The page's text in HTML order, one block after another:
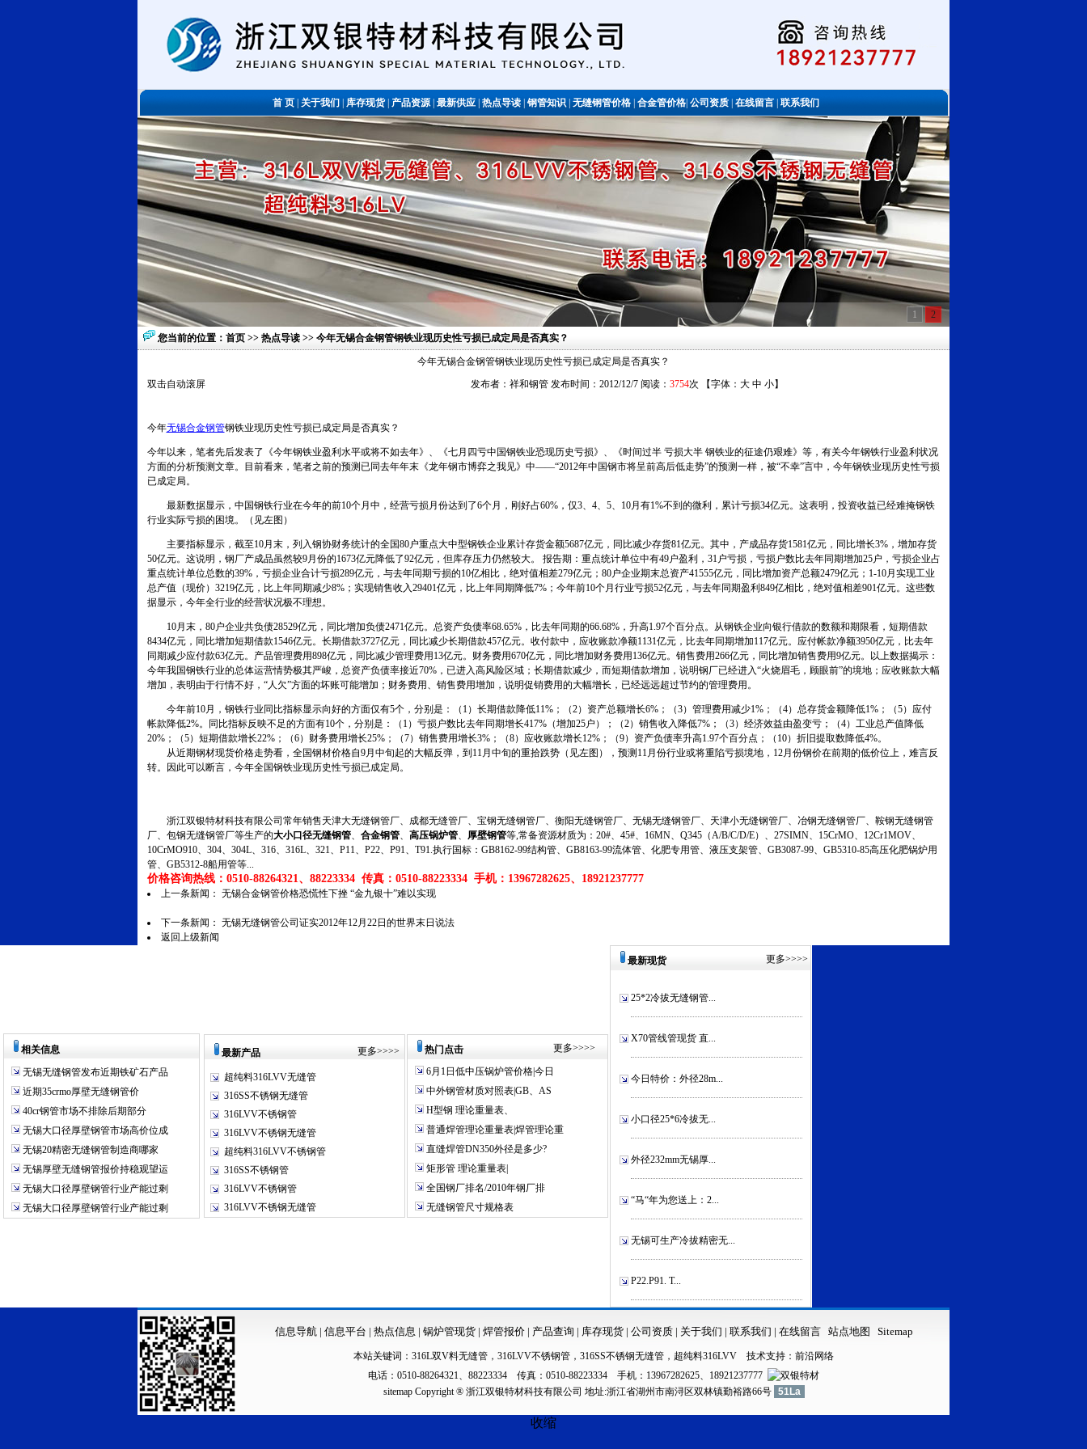
首 页关于我们库存现货|产品资源|最新供应|热点导读钢管知识无缝钢管价格合金管价格公司资质在线留言|联系我们
不锈钢管 1 2
您当前的位置： 首页 >> 热点导读 >> 今年无锡合金钢管钢铁业现历史性亏损已成定局是否真实？
今年无锡合金钢管钢铁业现历史性亏损已成定局是否真实？
双击自动滚屏
发布者：祥和钢管 发布时间：2012/12/7 阅读： 3754次 【字体： 大 中 小】
今年无锡合金钢管钢铁业现历史性亏损已成定局是否真实？
今年以来，笔者先后发表了《今年钢铁业盈利水平或将不如去年》、《七月四亏中国钢铁业恐现历史亏损》、《时间过半 亏损大半 钢铁业的征途仍艰难》等，有关今年钢铁行业盈利状况
方面的分析预测文章。目前看来，笔者之前的预测已同去年年末《龙年钢市博弈之我见》中——“2012年中国钢市将呈前高后低走势”的预测一样，被“不幸”言中，今年钢铁业现历史性亏损
已成定局。
最新数据显示，中国钢铁行业在今年的前10个月中，经营亏损月份达到了6个月，刚好占60%，仅3、 4、 5、 10月有1%不到的微利，累计亏损34亿元。这表明，投资收益已经难掩钢铁
行业实际亏损的困境。（见左图）
主要指标显示，截至10月末，列入钢协财务统计的全国80户重点大中型钢铁企业累计存货金额5687亿元，同比减少存货81亿元。其中，产成品存货1581亿元，同比增长3%，增加存货
50亿元。这说明，钢厂产成品虽然较9月份的1673亿元降低了92亿元，但库存压力仍然较大。 报告期：重点统计单位中有49户盈利， 31户亏损，亏损户数比去年同期增加25户，亏损企业占
重点统计单位总数的39%，亏损企业合计亏损289亿元，与去年同期亏损的10亿相比，绝对值相差279亿元； 80户企业期末总资产41555亿元，同比增加资产总额2479亿元； 1-10月实现工业
总产值（现价） 3219亿元，比上年同期减少8%；实现销售收入29401亿元，比上年同期降低7%；今年前10个月行业亏损52亿元，与去年同期盈利 849亿相比，绝对值相差901亿元。这些数
据显示，今年全行业的经营状况极不理想。
10月末， 80户企业共负债28529亿元，同比增加负债2471亿元。总资产负债率68.65%，比去年同期的66.68%，升高1.97个百分点。从钢铁企业向银行借款的数额和期限看，短期借款
8434亿元，同比增加短期借款1546亿元。长期借款3727亿元，同比减少长期借款457亿元。收付款中，应收账款净额1131亿元，比去年同期增加117亿元。应付帐款净额3950亿元，比去年
同期减少应付款63亿元。产品管理费用898亿元，同比减少管理费用 13亿元。财务费用670亿元，同比增加财务费用 136亿元。销售费用266亿元，同比增加销售费用9亿元。以上数据揭示：
今年我国钢铁行业的总体运营情势极其严峻，总资产负债率接近70%，已进入高风险区域；长期借款减少，而短期借款增加，说明钢厂已经进入“火烧眉毛，顾眼前”的境地；应收账款大幅
增加，表明由于行情不好，“人欠”方面的坏账可能增加；财务费用、销售费用增加，说明促销费用的大幅增长，已经远远超过节约的管理费用。
今年前10月，钢铁行业同比指标显示向好的方面仅有5个，分别是：（1）长期借款降低11%；（2）资产总额增长6%；（3）管理费用减少1%；（4）总存货金额降低1%；（5）应付
帐款降低2%。同比指标反映不足的方面有10个，分别是：（1）亏损户数比去年同期增长417%（增加25户）；（2）销售收入降低7%；（3）经济效益由盈变亏；（4）工业总产值降低
20%；（5）短期借款增长22%；（6）财务费用增长25%；（7）销售费用增长3%；（8）应收账款增长12%；（9）资产负债率升高1.97个百分点；（10）折旧提取数降低4%。
从近期钢材现货价格走势看，全国钢材价格自9月中旬起的大幅反弹，到11月中旬的重拾跌势（见左图），预测11月份行业或将重陷亏损境地，12月份钢价在前期的低价位上，难言反
转。因此可以断言，今年全国钢铁业现历史性亏损已成定局。
浙江双银特材科技有限公司常年销售天津大无缝钢管厂、成都无缝管厂、宝钢无缝钢管厂、衡阳无缝钢管厂、无锡无缝钢管厂、天津小无缝钢管厂、冶钢无缝钢管厂、鞍钢无缝钢管
厂、包钢无缝钢管厂等生产的大小口径无缝钢管、 合金钢管、 高压锅炉管、 厚壁钢管等,常备资源材质为：20#、45#、16MN、Q345（A/B/C/D/E）、27SIMN、15CrMO、12Cr1MOV、
10CrMO910、304、304L、316、316L、321、P11、P22、P91、T91.执行国标：GB8162-99结构管、GB8163-99流体管、化肥专用管、液压支架管、GB3087-99、GB5310-85高压化肥锅炉用
管、GB5312-8船用管等...
价格咨询热线：0510-88264321、88223334 传真：0510-88223334 手机：13967282625、18921237777
上一条新闻： 无锡合金钢管价格恐慌性下挫 “金九银十”难以实现
下一条新闻： 无锡无缝钢管公司证实2012年12月22日的世界末日说法
返回上级新闻
相关信息
无锡无缝钢管发布近期铁矿石产品
近期35crmo厚壁无缝钢管价
40cr钢管市场不排除后期部分
无锡大口径厚壁钢管市场高价位成
无锡20精密无缝钢管制造商哪家
无锡厚壁无缝钢管报价持稳观望运
无锡大口径厚壁钢管行业产能过剩
无锡大口径厚壁钢管行业产能过剩
最新产品 更多>>>>
超纯料316LVV无缝管
316SS不锈钢无缝管
316LVV不锈钢管
316LVV不锈钢无缝管
超纯料316LVV不锈钢管
316SS不锈钢管
316LVV不锈钢管
316LVV不锈钢无缝管
热门点击 更多>>>>
6月1日低中压锅炉管价格|今日
中外钢管材质对照表|GB、AS
H型钢 理论重量表、
普通焊管理论重量表|焊管理论重
直缝焊管DN350外径是多少?
矩形管 理论重量表|
全国钢厂排名/2010年钢厂排
无缝钢管尺寸规格表
最新现货 更多>>>>
25*2冷拔无缝钢管...
X70管线管现货 直...
今日特价：外径28m...
小口径25*6冷拔无...
外径232mm无锡厚...
“马“年为您送上：2...
无锡可生产冷拔精密无...
P22.P91. T...
信息导航| 信息平台 | 热点信息 | 锅炉管现货 | 焊管报价| 产品查询 | 库存现货 | 公司资质 | 关于我们 | 联系我们 | 在线留言 站点地图 Sitemap
本站关键词： 316L双V料无缝管 ， 316LVV不锈钢管 ， 316SS不锈钢无缝管 ， 超纯料316LVV 技术支持： 前沿网络
电话：0510-88264321、88223334 传真：0510-88223334 手机：13967282625、18921237777
sitemapCopyright ® 浙江双银特材科技有限公司 地址:浙江省湖州市南浔区双林镇勤裕路66号 51La
收缩